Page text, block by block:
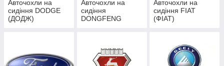
Авточохли на
сидіння DODGE
(ДОДЖ)
Авточохли на
сидіння
DONGFENG
Авточохли на
сидіння FIAT
(ФІАТ)